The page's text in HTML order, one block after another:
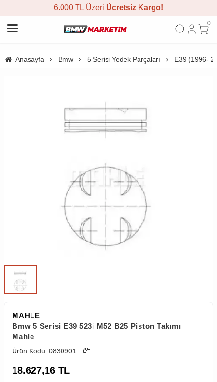
6.000 TL Üzeri Ücretsiz Kargo!
0
Anasayfa Bmw 5 Serisi Yedek Parçaları E39 (1996-
MAHLE
Bmw 5 Serisi E39 523i M52 B25 Piston Takımı
Mahle
Ürün Kodu: 0830901
18.627,16 TL